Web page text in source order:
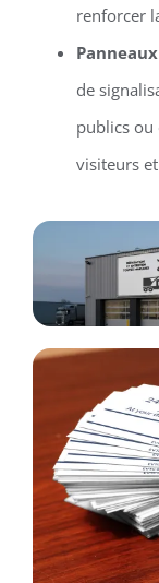
renforcer
de
publics ou
visiteurs